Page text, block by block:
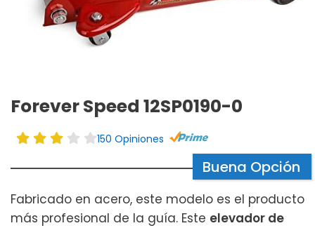
Forever Speed 12SP0190-0
150 Opiniones
Buena Opción
Fabricado en acero, este modelo es el producto
más profesional de la guía. Este elevador de